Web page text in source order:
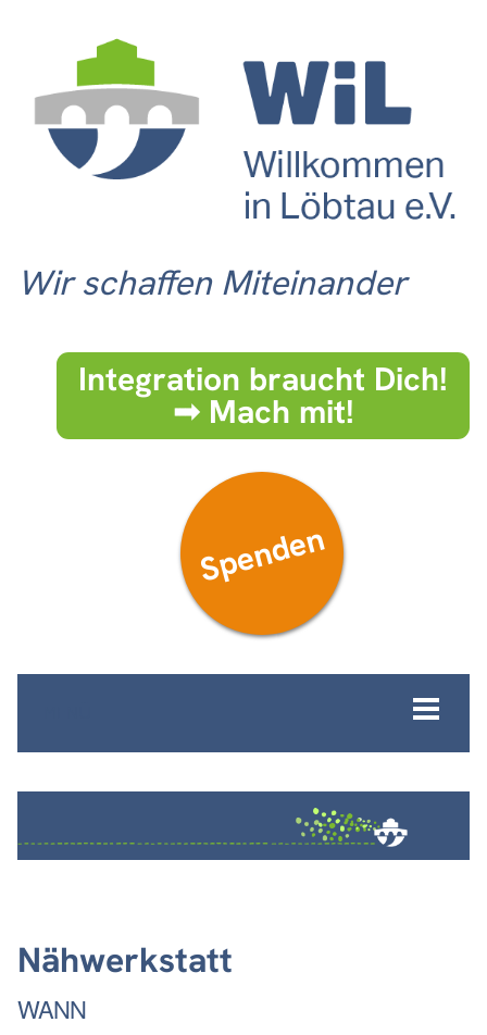
Wir schaffen Miteinander
Integration braucht Dich!
➟ Mach mit!
Spenden
Nähwerkstatt
WANN